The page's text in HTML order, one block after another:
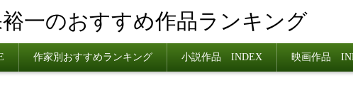
一のおすすめ作品ランキング
作家別おすすめランキング 小説作品 INDEX 映画作品